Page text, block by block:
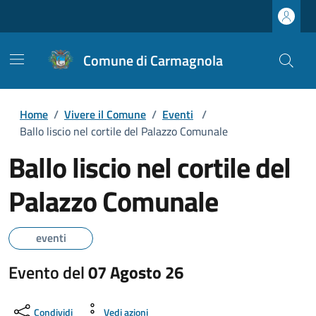
Comune di Carmagnola
Home / Vivere il Comune / Eventi /
Ballo liscio nel cortile del Palazzo Comunale
Ballo liscio nel cortile del
Palazzo Comunale
eventi
Evento del07 Agosto 26
Condividi Vedi azioni